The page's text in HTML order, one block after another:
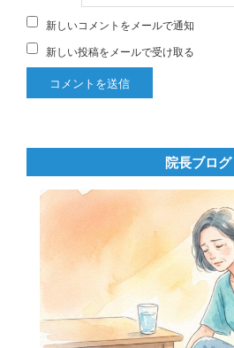
新しいコメントをメールで通知
新しい投稿をメールで受け取る
院長ブログ